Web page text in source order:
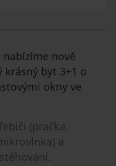
nově
byt 3+1 o
okny ve
(pračka,
a